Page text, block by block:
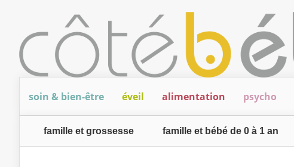
soin & bien-être éveil alimentation psycho
famille et grossesse famille et bébé de 0 à 1 an